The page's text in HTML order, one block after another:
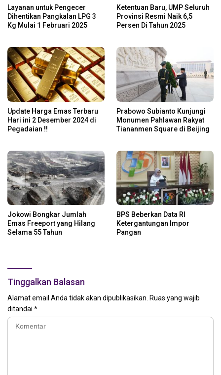
Layanan untuk Pengecer
Dihentikan Pangkalan LPG 3
Kg Mulai 1 Februari 2025
Ketentuan Baru, UMP Seluruh
Provinsi Resmi Naik 6,5
Persen Di Tahun 2025
Update Harga Emas Terbaru
Hari ini 2 Desember 2024 di
Pegadaian !!
Prabowo Subianto Kunjungi
Monumen Pahlawan Rakyat
Tiananmen Square di Beijing
Jokowi Bongkar Jumlah
Emas Freeport yang Hilang
Selama 55 Tahun
BPS Beberkan Data RI
Ketergantungan Impor
Pangan
Tinggalkan Balasan
Alamat email Anda tidak akan dipublikasikan. Ruas yang wajib
ditandai *